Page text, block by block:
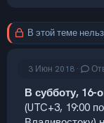
о
е
ы
ч
л
а
В этой теме
3 Июн 2018
В субботу, 16-
(UTC+3, 19:00